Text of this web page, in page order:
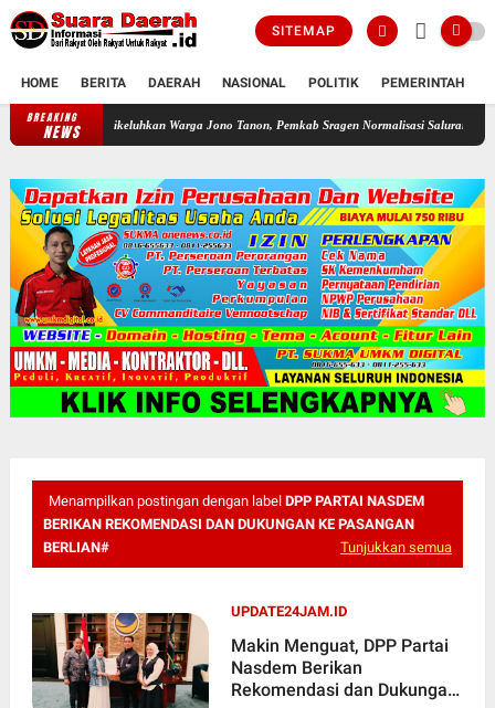
SITEMAP
HOME BERITA DAERAH NASIONAL POLITIK PEMERINTAH
BREAKING
NEWS
Dikeluhkan Warga Jono Tanon, Pemkab Sragen Normalisasi Saluran Air Sepanjang
Menampilkan postingan dengan label DPP PARTAI NASDEM
BERIKAN REKOMENDASI DAN DUKUNGAN KE PASANGAN
BERLIAN#
Tunjukkan semua
UPDATE24JAM.ID
Makin Menguat, DPP Partai
Nasdem Berikan
Rekomendasi dan Dukungan